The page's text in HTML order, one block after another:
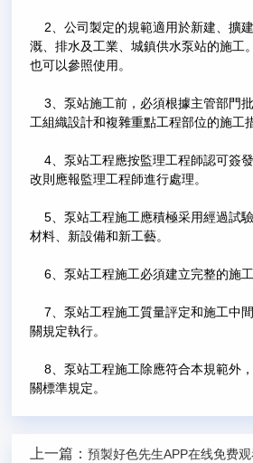
2、公司製定的規範適用於新建、擴
溉、排水及工業、城鎮供水泵站的施工
也可以參照使用。
3、泵站施工前，必須根據主管部門
工組織設計和複雜重點工程部位的施工
4、泵站工程應按監理工程師認可簽
改則應報監理工程師進行處理。
5、泵站工程施工應積極采用經過試
材料、新設備和新工藝。
6、泵站工程施工必須建立完整的施工
7、泵站工程施工質量評定和施工中
關規定執行。
8、泵站工程施工除應符合本規範外
關標準規定。
上一篇：預製好色先生APP在线免费观看